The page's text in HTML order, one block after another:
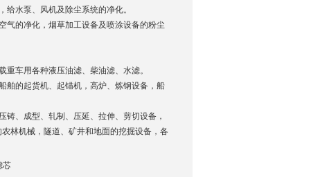
水泵、风机及除尘系统的净化。
气的净化，烟草加工设备及喷涂设备的粉尘
车用各种液压油滤、柴油滤、水滤。
舶的起货机、起锚机，高炉、炼钢设备，船
、成型、轧制、压延、拉伸、剪切设备，
林机械，隧道、矿井和地面的挖掘设备，各
芯